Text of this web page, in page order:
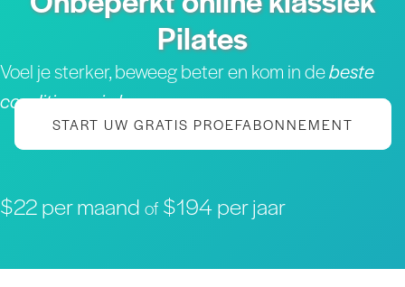
Pilates
Voel je sterker, beweeg beter en kom in debeste
conditie van je leven
START UW GRATIS PROEFABONNEMENT
$22 per maand of $194 per jaar